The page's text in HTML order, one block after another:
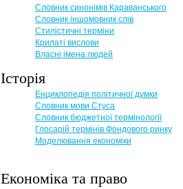
Словник синонімів Караванського
Словник іншомовник слів
Стилістичні терміни
Крилаті вислови
Власні імена людей
Історія
Енциклопедія політичної думки
Словник мови Стуса
Словник бюджетної термінології
Глосарій термінів Фондового ринку
Моделювання економіки
Економіка та право